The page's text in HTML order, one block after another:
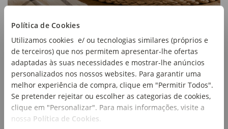
Política de Cookies
Utilizamos cookies e/ ou tecnologias similares (próprios e
de terceiros) que nos permitem apresentar-lhe ofertas
adaptadas às suas necessidades e mostrar-lhe anúncios
personalizados nos nossos websites. Para garantir uma
melhor experiência de compra, clique em "Permitir Todos".
Se pretender rejeitar ou escolher as categorias de cookies,
clique em "Personalizar". Para mais informações, visite a
nossa Política de Cookies.